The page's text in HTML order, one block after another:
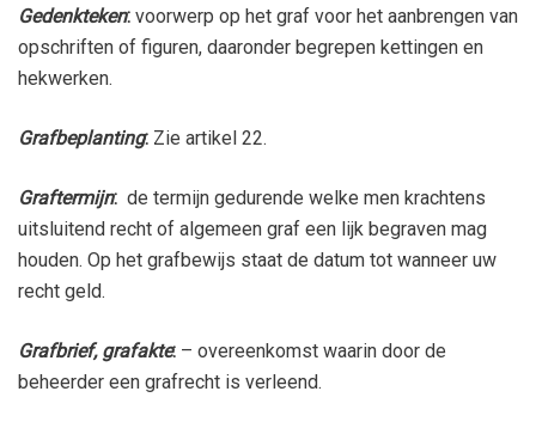
Gedenkteken: voorwerp op het graf voor het aanbrengen van
opschriften of figuren, daaronder begrepen kettingen en
hekwerken.
Grafbeplanting: Zie artikel 22.
Graftermijn: de termijn gedurende welke men krachtens
uitsluitend recht of algemeen graf een lijk begraven mag
houden. Op het grafbewijs staat de datum tot wanneer uw
recht geld.
Grafbrief, grafakte: – overeenkomst waarin door de
beheerder een grafrecht is verleend.